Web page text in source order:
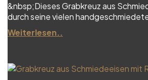
&nbsp;Dieses Grabkreuz aus
durch seine vielen
Weiterlesen..